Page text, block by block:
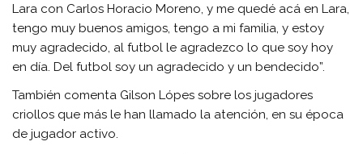
Lara con Carlos Horacio Moreno, y me quedé acá en Lara,
tengo muy buenos amigos, tengo a mi familia, y estoy
muy agradecido, al futbol le agradezco lo que soy hoy
en día. Del futbol soy un agradecido y un bendecido”.
También comenta Gilson Lópes sobre los jugadores
criollos que más le han llamado la atención, en su época
de jugador activo.